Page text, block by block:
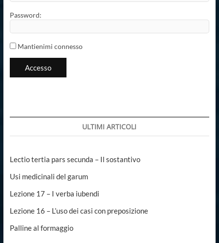
Password:
Mantienimi connesso
Accesso
ULTIMI ARTICOLI
Lectio tertia pars secunda – Il sostantivo
Usi medicinali del garum
Lezione 17 – I verba iubendi
Lezione 16 – L’uso dei casi con preposizione
Palline al formaggio